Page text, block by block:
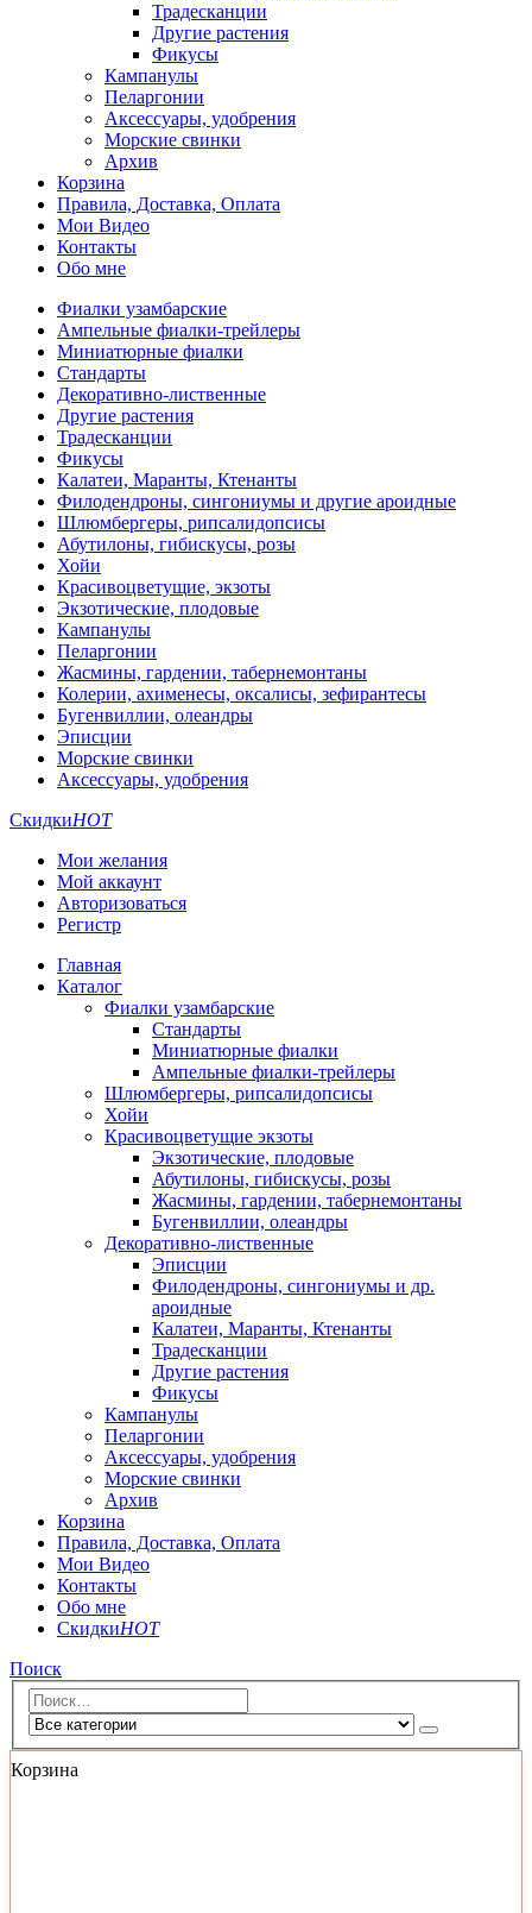
Традесканции
Другие растения
Фикусы
Кампанулы
Пеларгонии
Аксессуары, удобрения
Морские свинки
Архив
Корзина
Правила, Доставка, Оплата
Мои Видео
Контакты
Обо мне
Фиалки узамбарские
Ампельные фиалки-трейлеры
Миниатюрные фиалки
Стандарты
Декоративно-лиственные
Другие растения
Традесканции
Фикусы
Калатеи, Маранты, Ктенанты
Филодендроны, сингониумы и другие ароидные
Шлюмбергеры, рипсалидопсисы
Абутилоны, гибискусы, розы
Хойи
Красивоцветущие, экзоты
Экзотические, плодовые
Кампанулы
Пеларгонии
Жасмины, гардении, табернемонтаны
Колерии, ахименесы, оксалисы, зефирантесы
Бугенвиллии, олеандры
Эписции
Морские свинки
Аксессуары, удобрения
СкидкиHOT
Мои желания
Мой аккаунт
Авторизоваться
Регистр
Главная
Каталог
Фиалки узамбарские
Стандарты
Миниатюрные фиалки
Ампельные фиалки-трейлеры
Шлюмбергеры, рипсалидопсисы
Хойи
Красивоцветущие экзоты
Экзотические, плодовые
Абутилоны, гибискусы, розы
Жасмины, гардении, табернемонтаны
Бугенвиллии, олеандры
Декоративно-лиственные
Эписции
Филодендроны, сингониумы и др.
ароидные
Калатеи, Маранты, Ктенанты
Традесканции
Другие растения
Фикусы
Кампанулы
Пеларгонии
Аксессуары, удобрения
Морские свинки
Архив
Корзина
Правила, Доставка, Оплата
Мои Видео
Контакты
Обо мне
СкидкиHOT
Поиск
Корзина